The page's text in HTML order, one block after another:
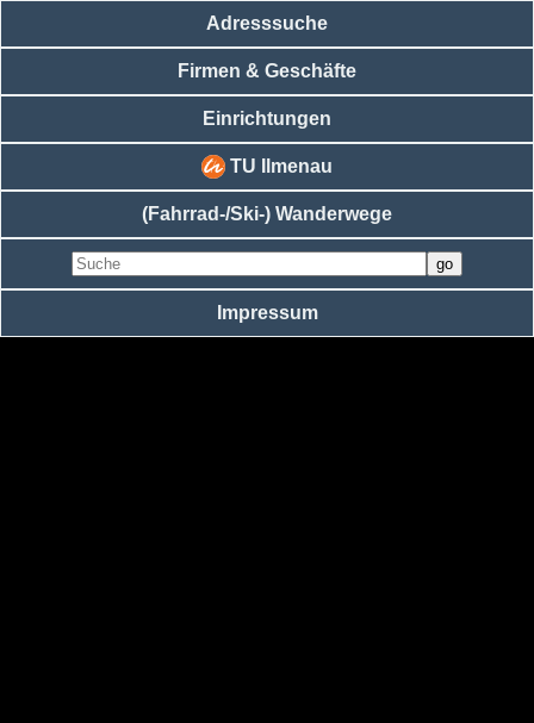
Adresssuche
Firmen & Geschäfte
Einrichtungen
TU Ilmenau
(Fahrrad-/Ski-) Wanderwege
Impressum